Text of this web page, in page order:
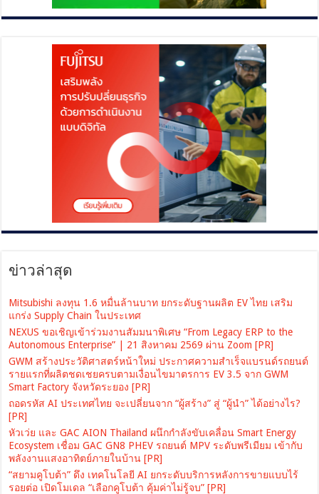
ข่าวล่าสุด
Mitsubishi ลงทุน 1.6 หมื่นล้านบาท ยกระดับฐานผลิต EV ไทย เสริม
แกร่ง Supply Chain ในประเทศ
NEXUS ขอเชิญเข้าร่วมงานสัมมนาพิเศษ “From Legacy ERP to the
Autonomous Enterprise” | 21 สิงหาคม 2569 ผ่าน Zoom [PR]
GWM สร้างประวัติศาสตร์หน้าใหม่ ประกาศความสำเร็จแบรนด์รถยนต์
รายแรกที่ผลิตชดเชยครบตามเงื่อนไขมาตรการ EV 3.5 จาก GWM
Smart Factory จังหวัดระยอง [PR]
ถอดรหัส AI ประเทศไทย จะเปลี่ยนจาก “ผู้สร้าง” สู่ “ผู้นำ” ได้อย่างไร?
[PR]
หัวเว่ย และ GAC AION Thailand ผนึกกำลังขับเคลื่อน Smart Energy
Ecosystem เชื่อม GAC GN8 PHEV รถยนต์ MPV ระดับพรีเมียม เข้ากับ
พลังงานแสงอาทิตย์ภายในบ้าน [PR]
“สยามคูโบต้า” ดึง เทคโนโลยี AI ยกระดับบริการหลังการขายแบบไร้
รอยต่อ เปิดโมเดล “เลือกคูโบต้า คุ้มค่าไม่รู้จบ” [PR]